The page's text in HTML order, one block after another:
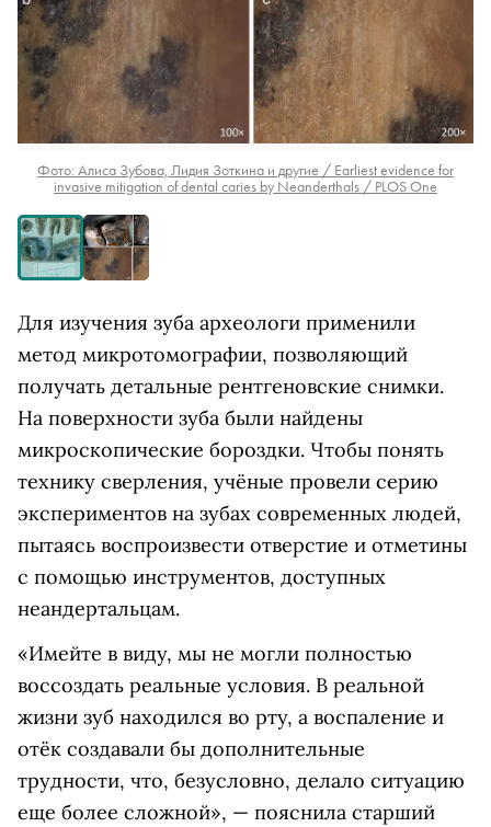
Фото: Алиса Зубова, Лидия Зоткина и другие / Earliest evidence for
invasive mitigation of dental caries by Neanderthals / PLOS One
Для изучения зуба археологи применили
метод микротомографии, позволяющий
получать детальные рентгеновские снимки.
На поверхности зуба были найдены
микроскопические бороздки. Чтобы понять
технику сверления, учёные провели серию
экспериментов на зубах современных людей,
пытаясь воспроизвести отверстие и отметины
с помощью инструментов, доступных
неандертальцам.
«Имейте в виду, мы не могли полностью
воссоздать реальные условия. В реальной
жизни зуб находился во рту, а воспаление и
отёк создавали бы дополнительные
трудности, что, безусловно, делало ситуацию
еще более сложной», — пояснила старший